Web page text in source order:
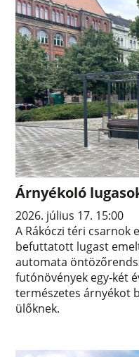
Árnyékoló
2026. július 17. 15:00
A Rákóczi téri csarnok
befuttatott lugast
automata
futónövények egy-két
természetes árnyékot
ülőknek.